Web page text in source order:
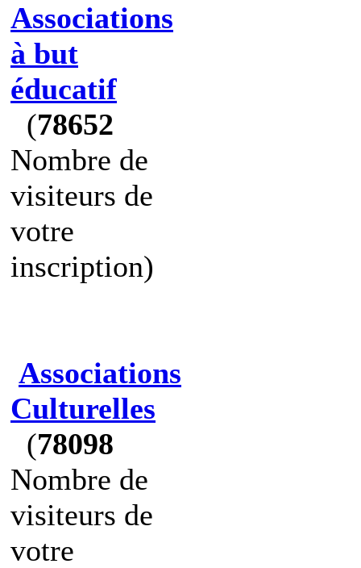
Associations
à but
éducatif
(78652
Nombre de
visiteurs de
votre
inscription)
Associations
Culturelles
(78098
Nombre de
visiteurs de
votre